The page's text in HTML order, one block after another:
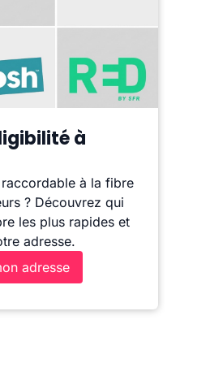
à
à la fibre
? Découvrez qui
les plus rapides et
adresse.
adresse